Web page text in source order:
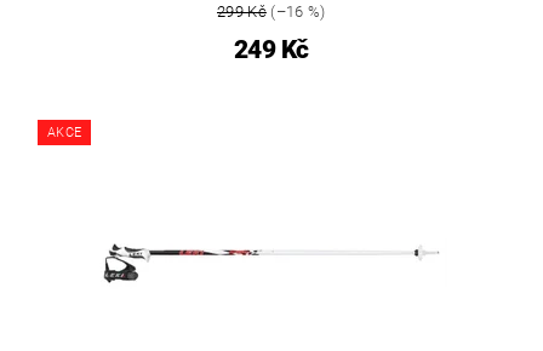
299 Kč(–16 %)
249 Kč
AKCE